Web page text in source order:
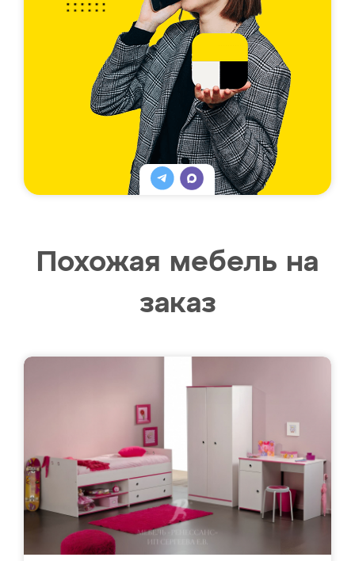
Похожая мебель на
заказ